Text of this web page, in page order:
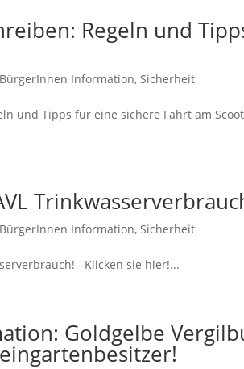
Regeln und
BürgerInnen Information,Sicherheit
und Tipps für eine sichere Fahrt am
BürgerInnen Information,Sicherheit
Klicken sie hier!...
Goldgelbe